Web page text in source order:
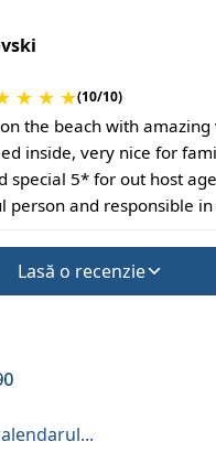
★ ★ ★(10/10)
the beach with amazing
inside, very nice for
special 5* for out host
person and responsible
Lasă o recenzie